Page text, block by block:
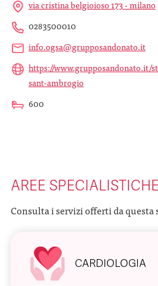
via cristina belgioioso 173 - milano
0283500010
info.ogsa@grupposandonato.it
https://www.grupposandonato.it/
sant-ambrogio
600
AREE SPECIALISTICHE
Consulta i servizi offerti da
CARDIOLOGIA